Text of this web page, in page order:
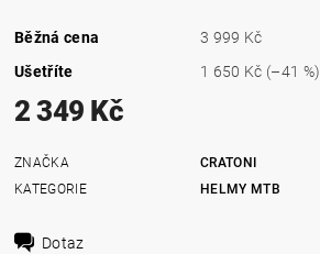
Běžná cena
3 999 Kč
Ušetříte
1 650 Kč (–41 %)
2 349 Kč
ZNAČKA
CRATONI
KATEGORIE
HELMY MTB
Dotaz